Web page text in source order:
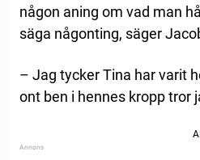
någon aning om vad man
säga någonting, säger
– Jag tycker Tina har varit
ont ben i hennes kropp tror